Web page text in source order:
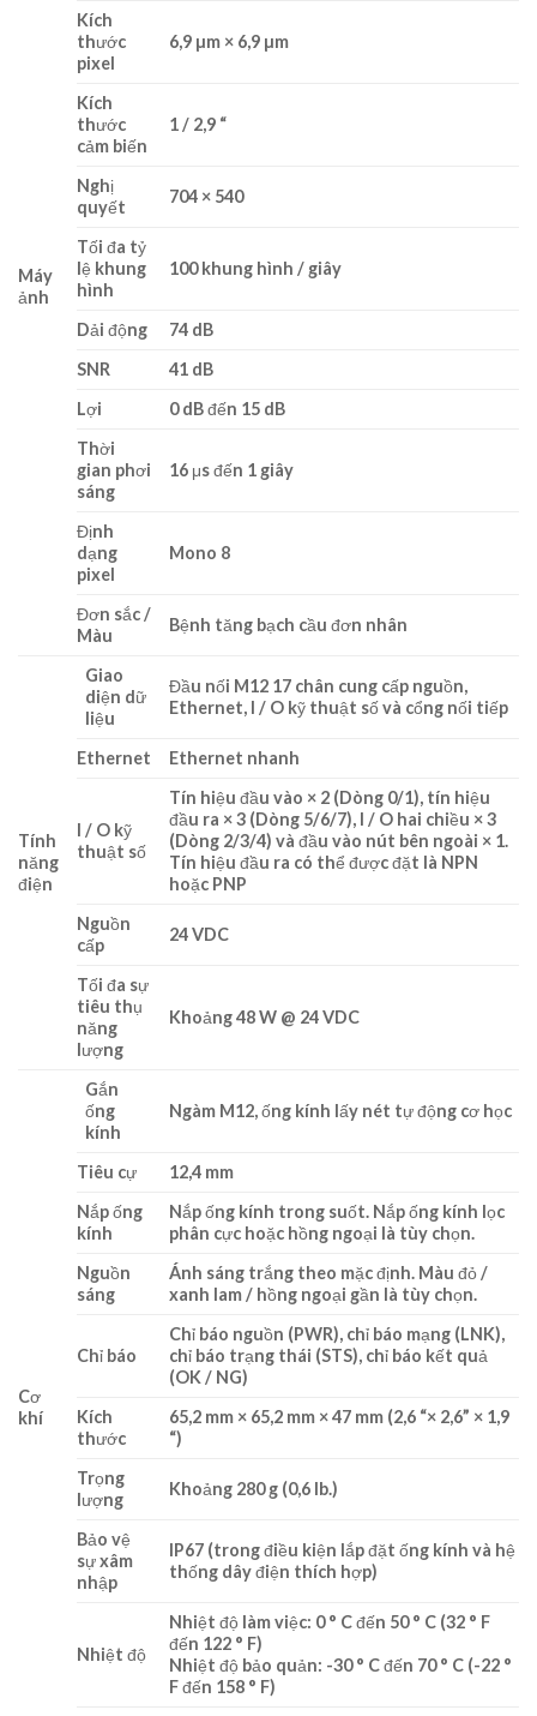
Máy
ảnh
Kích
thước
pixel
6,9 µm × 6,9 µm
Kích
thước
cảm biến
1 / 2,9 “
Nghị
quyết
704 × 540
Tối đa tỷ
lệ khung
hình
100 khung hình / giây
Dải động
74 dB
SNR
41 dB
Lợi
0 dB đến 15 dB
Thời
gian phơi
sáng
16 μs đến 1 giây
Định
dạng
pixel
Mono 8
Đơn sắc /
Màu
Bệnh tăng bạch cầu đơn nhân
Tính
năng
điện
Giao
diện dữ
liệu
Đầu nối M12 17 chân cung cấp nguồn,
Ethernet, I / O kỹ thuật số và cổng nối tiếp
Ethernet Ethernet nhanh
I / O kỹ
thuật số
Tín hiệu đầu vào × 2 (Dòng 0/1), tín hiệu
đầu ra × 3 (Dòng 5/6/7), I / O hai chiều × 3
(Dòng 2/3/4) và đầu vào nút bên ngoài × 1.
Tín hiệu đầu ra có thể được đặt là NPN
hoặc PNP
Nguồn
cấp
24 VDC
Tối đa sự
tiêu thụ
năng
lượng
Khoảng 48 W @ 24 VDC
Cơ
khí
Gắn
ống
kính
Ngàm M12, ống kính lấy nét tự động cơ học
Tiêu cự
12,4 mm
Nắp ống
kính
Nắp ống kính trong suốt. Nắp ống kính lọc
phân cực hoặc hồng ngoại là tùy chọn.
Nguồn
sáng
Ánh sáng trắng theo mặc định. Màu đỏ /
xanh lam / hồng ngoại gần là tùy chọn.
Chỉ báo
Chỉ báo nguồn (PWR), chỉ báo mạng (LNK),
chỉ báo trạng thái (STS), chỉ báo kết quả
(OK / NG)
Kích
thước
65,2 mm × 65,2 mm × 47 mm (2,6 “× 2,6” × 1,9
“)
Trọng
lượng
Khoảng 280 g (0,6 lb.)
Bảo vệ
sự xâm
nhập
IP67 (trong điều kiện lắp đặt ống kính và hệ
thống dây điện thích hợp)
Nhiệt độ
Nhiệt độ làm việc: 0 ° C đến 50 ° C (32 ° F
đến 122 ° F)
Nhiệt độ bảo quản: -30 ° C đến 70 ° C (-22 °
F đến 158 ° F)